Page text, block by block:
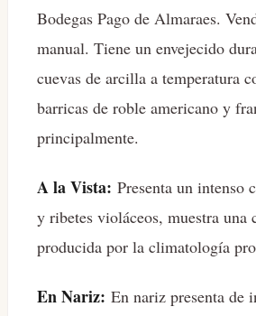
Bodegas Pago de Almaraes.
manual. Tiene un envejecido
cuevas de arcilla a temperatura
barricas de roble americano y
principalmente.
A la Vista: Presenta un intenso
y ribetes violáceos, muestra una
producida por la climatología
En Nariz: En nariz presenta de